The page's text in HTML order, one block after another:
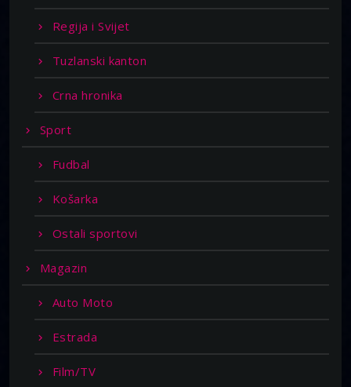
Regija i Svijet
Tuzlanski kanton
Crna hronika
Sport
Fudbal
Košarka
Ostali sportovi
Magazin
Auto Moto
Estrada
Film/TV